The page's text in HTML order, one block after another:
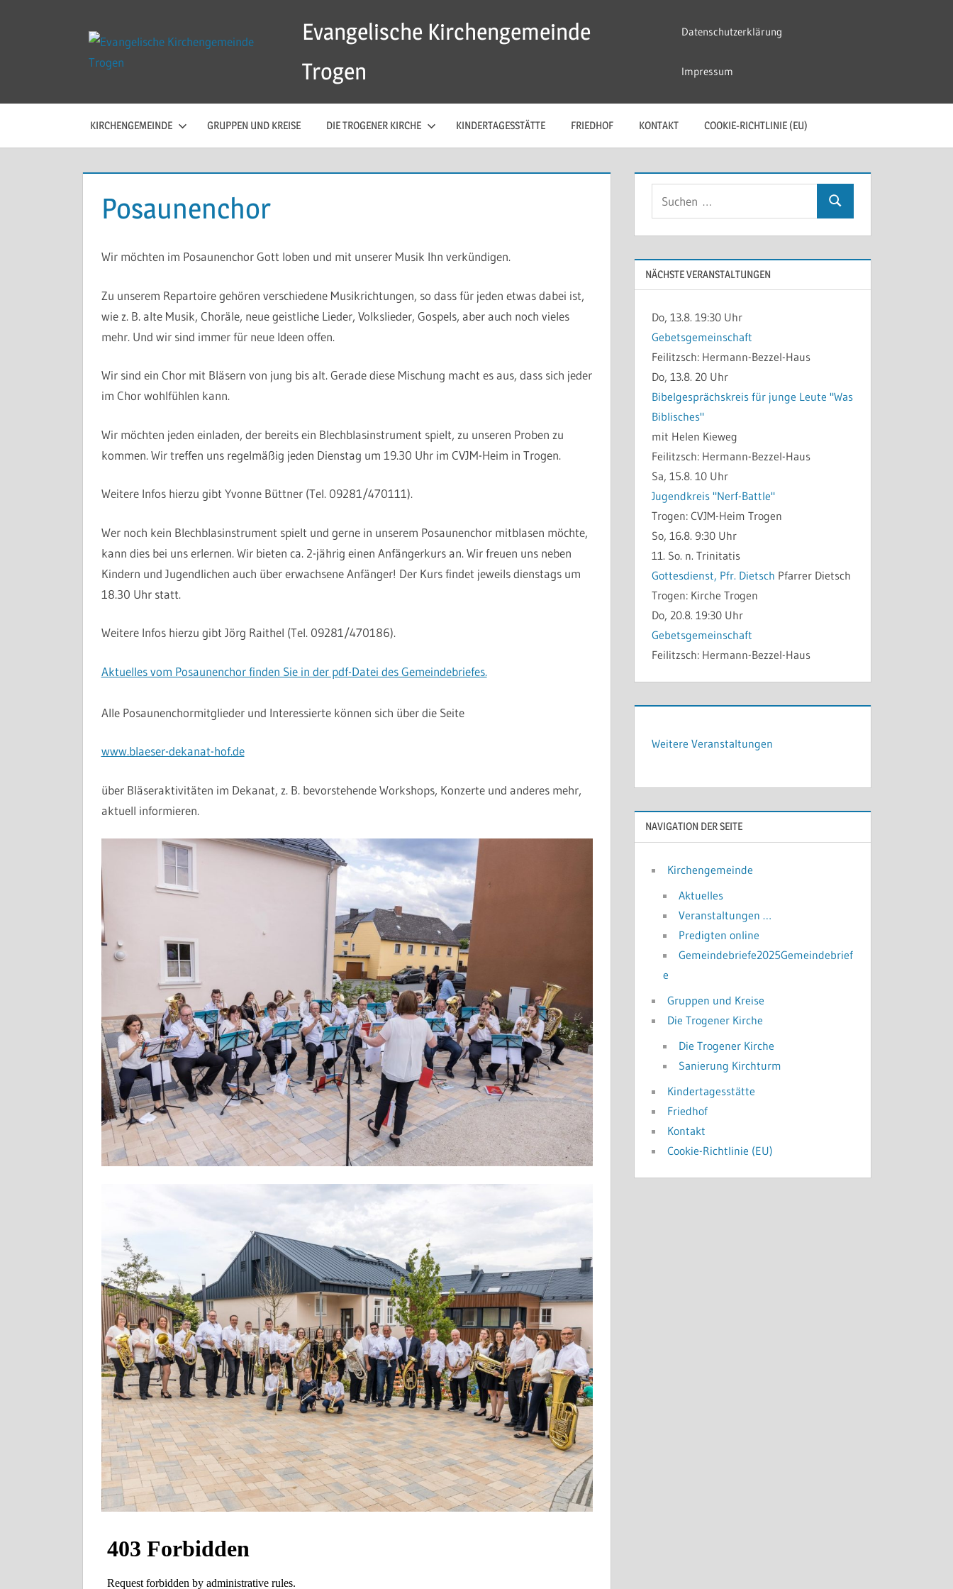
Evangelische Kirchengemeinde
Trogen
Datenschutzerklärung
Impressum
KIRCHENGEMEINDE GRUPPEN UND KREISE DIE TROGENER KIRCHE KINDERTAGESSTÄTTE FRIEDHOF KONTAKT COOKIE-RICHTLINIE (EU)
Posaunenchor
Wir möchten im Posaunenchor Gott loben und mit unserer Musik Ihn verkündigen.
Zu unserem Repartoire gehören verschiedene Musikrichtungen, so dass für jeden etwas dabei ist,
wie z. B. alte Musik, Choräle, neue geistliche Lieder, Volkslieder, Gospels, aber auch noch vieles
mehr. Und wir sind immer für neue Ideen offen.
Wir sind ein Chor mit Bläsern von jung bis alt. Gerade diese Mischung macht es aus, dass sich jeder
im Chor wohlfühlen kann.
Wir möchten jeden einladen, der bereits ein Blechblasinstrument spielt, zu unseren Proben zu
kommen. Wir treffen uns regelmäßig jeden Dienstag um 19.30 Uhr im CVJM-Heim in Trogen.
Weitere Infos hierzu gibt Yvonne Büttner (Tel. 09281/470111).
Wer noch kein Blechblasinstrument spielt und gerne in unserem Posaunenchor mitblasen möchte,
kann dies bei uns erlernen. Wir bieten ca. 2-jährig einen Anfängerkurs an. Wir freuen uns neben
Kindern und Jugendlichen auch über erwachsene Anfänger! Der Kurs findet jeweils dienstags um
18.30 Uhr statt.
Weitere Infos hierzu gibt Jörg Raithel (Tel. 09281/470186).
Aktuelles vom Posaunenchor finden Sie in der pdf-Datei des Gemeindebriefes.
Alle Posaunenchormitglieder und Interessierte können sich über die Seite
www.blaeser-dekanat-hof.de
über Bläseraktivitäten im Dekanat, z. B. bevorstehende Workshops, Konzerte und anderes mehr,
aktuell informieren.
Suchen
NÄCHSTE VERANSTALTUNGEN
Do, 13.8. 19:30 Uhr
Gebetsgemeinschaft
Feilitzsch: Hermann-Bezzel-Haus
Do, 13.8. 20 Uhr
Bibelgesprächskreis für junge Leute "Was
Biblisches"
mit Helen Kieweg
Feilitzsch: Hermann-Bezzel-Haus
Sa, 15.8. 10 Uhr
Jugendkreis "Nerf-Battle"
Trogen:CVJM-Heim Trogen
So, 16.8. 9:30 Uhr
11. So. n. Trinitatis
Gottesdienst, Pfr. Dietsch Pfarrer Dietsch
Trogen: Kirche Trogen
Do, 20.8. 19:30 Uhr
Gebetsgemeinschaft
Feilitzsch: Hermann-Bezzel-Haus
Weitere Veranstaltungen
NAVIGATION DER SEITE
Kirchengemeinde
Aktuelles
Veranstaltungen …
Predigten online
Gemeindebriefe2025Gemeindebrief
e
Gruppen und Kreise
Die Trogener Kirche
Die Trogener Kirche
Sanierung Kirchturm
Kindertagesstätte
Friedhof
Kontakt
Cookie-Richtlinie (EU)